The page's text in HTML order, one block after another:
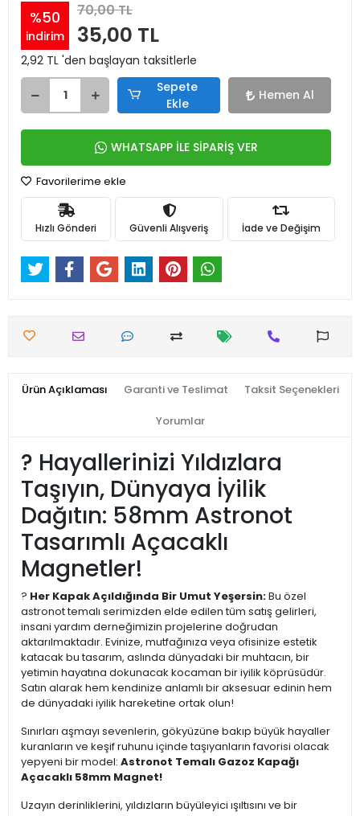
%50
indirim
70,00 TL
35,00 TL
2,92 TL 'den başlayan taksitlerle
Sepete
Ekle
Hemen Al
WHATSAPP İLE SİPARİŞ VER
Favorilerime ekle
Hızlı Gönderi Güvenli Alışveriş İade ve Değişim
Ürün Açıklaması Garanti ve Teslimat Taksit Seçenekleri
Yorumlar
? Hayallerinizi Yıldızlara
Taşıyın, Dünyaya İyilik
Dağıtın: 58mm Astronot
Tasarımlı Açacaklı
Magnetler!
? Her Kapak Açıldığında Bir Umut Yeşersin:Bu özel
astronot temalı serimizden elde edilen tüm satış gelirleri,
insani yardım derneğimizin projelerine doğrudan
aktarılmaktadır. Evinize, mutfağınıza veya ofisinize estetik
katacak bu tasarım, aslında dünyadaki bir muhtacın, bir
yetimin hayatına dokunacak kocaman bir iyilik köprüsüdür.
Satın alarak hem kendinize anlamlı bir aksesuar edinin hem
de dünyadaki iyilik hareketine ortak olun!
Sınırları aşmayı sevenlerin, gökyüzüne bakıp büyük hayaller
kuranların ve keşif ruhunu içinde taşıyanların favorisi olacak
yepyeni bir model: Astronot Temalı Gazoz Kapağı
Açacaklı 58mm Magnet!
Uzayın derinliklerini, yıldızların büyüleyici ışıltısını ve bir